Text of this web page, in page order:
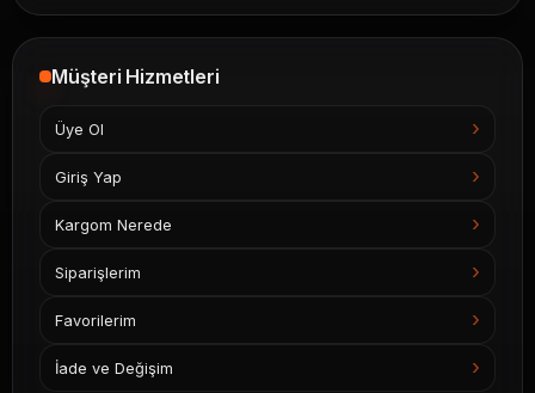
Müşteri Hizmetleri
Üye Ol
Giriş Yap
Kargom Nerede
Siparişlerim
Favorilerim
İade ve Değişim